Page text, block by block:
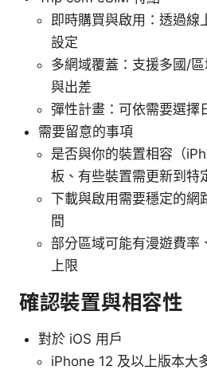
即時購買與啟用：透過線
設定
多網域覆蓋：支援多國/
與出差
彈性計畫：可依需要選擇
需要留意的事項
是否與你的裝置相容（
板、有些裝置需更新到特
下載與啟用需要穩定的網
間
部分區域可能有漫遊費率
上限
確認裝置與相容性
對於 iOS 用戶
iPhone 12 及以上版本大